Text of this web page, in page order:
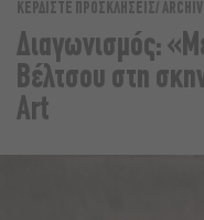
ΚΕΡΔΙΣΤΕ ΠΡΟΣΚΛΗΣΕΙΣ
Διαγωνισμός:
Βέλτσου στη
Art